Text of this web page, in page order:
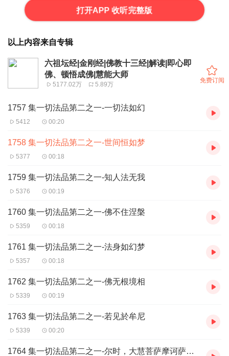
打开APP 收听完整版
以上内容来自专辑
六祖坛经|金刚经|佛教十三经|解读|即心即
佛、顿悟成佛|慧能大师
5177.02万 5.89万
免费订阅
1757 集一切法品第二之一-一切法如幻
5412 00:20
1758 集一切法品第二之一-世间恒如梦
5377 00:18
1759 集一切法品第二之一-知人法无我
5376 00:19
1760 集一切法品第二之一-佛不住涅槃
5359 00:18
1761 集一切法品第二之一-法身如幻梦
5357 00:18
1762 集一切法品第二之一-佛无根境相
5339 00:19
1763 集一切法品第二之一-若见於牟尼
5339 00:20
1764 集一切法品第二之一-尔时，大慧菩萨摩诃萨偈赞佛已